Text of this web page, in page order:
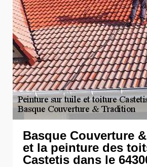
Basque Couverture
et la peinture des
Castetis dans le